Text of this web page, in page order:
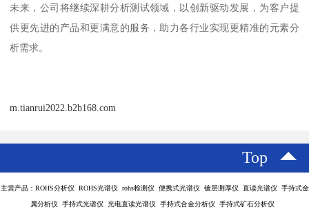
未来，公司将继续深耕分析测试领域，以创新驱动发展，为客户提
供更先进的产品和更满意的服务，助力各行业实现更精准的元素分
析需求。
m.tianrui2022.b2b168.com
Top
主营产品：ROHS分析仪 ROHS光谱仪 rohs检测仪 便携式光谱仪 镀层测厚仪 直读光谱仪 手持式金
属分析仪 手持式光谱仪 光电直读光谱仪 手持式合金分析仪 手持式矿石分析仪